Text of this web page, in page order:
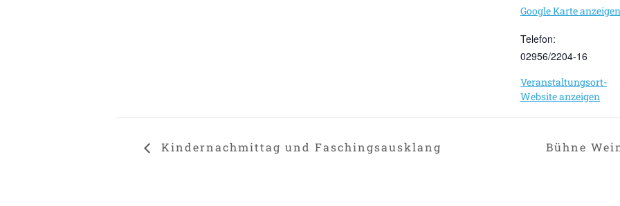
Google Karte anzeigen
Telefon:
02956/2204-16
Veranstaltungsort-
Website anzeigen
Kindernachmittag und Faschingsausklang Bühne